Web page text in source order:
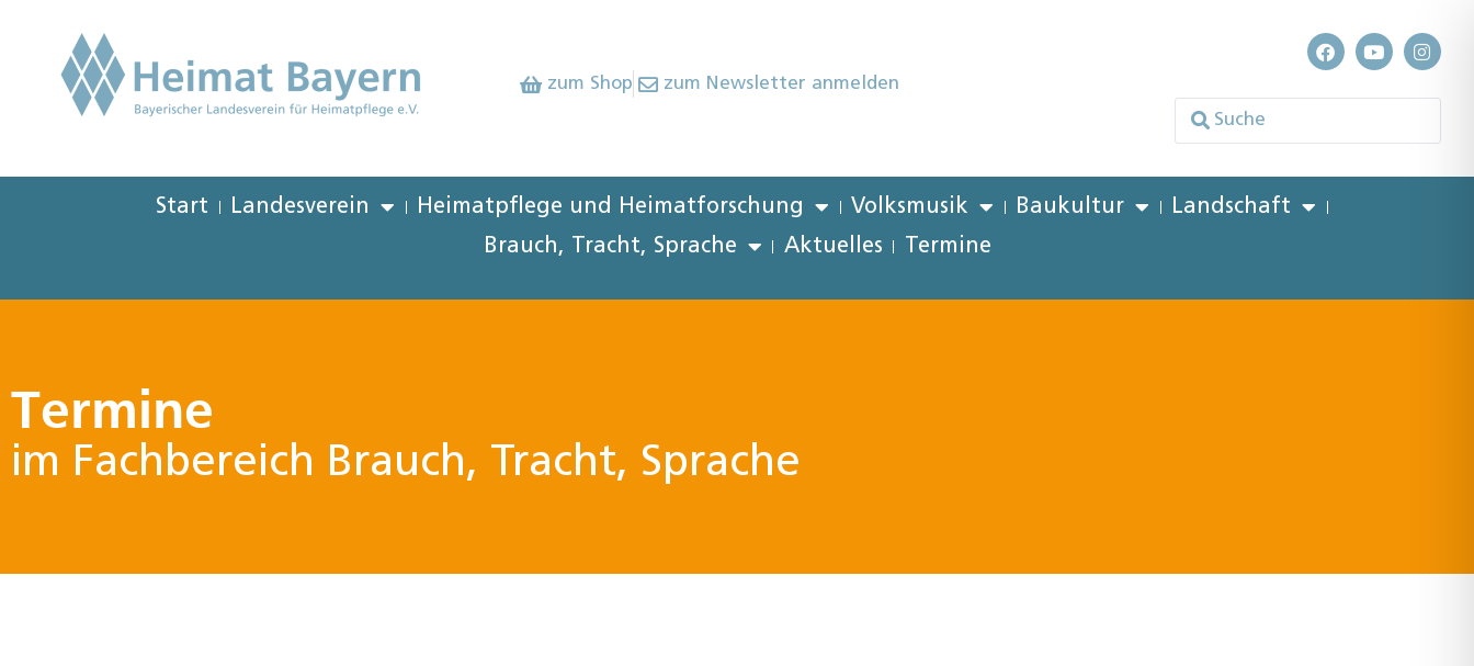
zum Shop zum Newsletter anmelden
Start Landesverein Heimatpflege und Heimatforschung Volksmusik Baukultur
Landschaft
Brauch, Tracht, Sprache
Aktuelles Termine
Termine
im Fachbereich Brauch, Tracht, Sprache